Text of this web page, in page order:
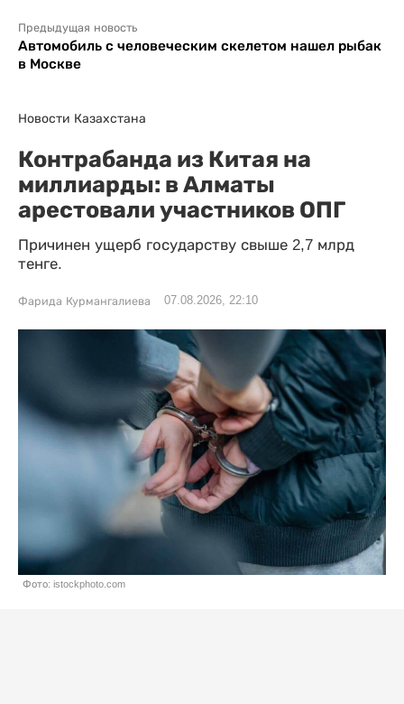
Предыдущая новость
Автомобиль с человеческим скелетом нашел рыбак
в Москве
Новости Казахстана
Контрабанда из Китая на
миллиарды: в Алматы
арестовали участников ОПГ
Причинен ущерб государству свыше 2,7 млрд
тенге.
Фарида Курмангалиева 07.08.2026, 22:10
Фото: istockphoto.com